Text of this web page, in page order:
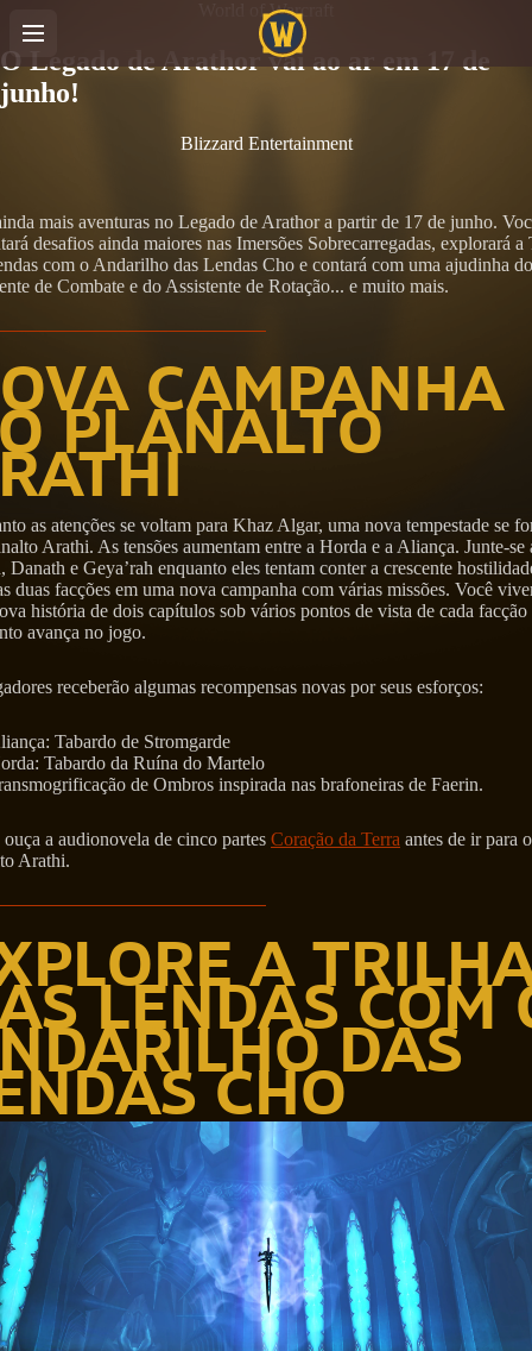
World of Warcraft
O Legado de Arathor vai ao ar em 17 de
junho!
Blizzard Entertainment
mais aventuras no Legado de Arathor a partir de 17 de junho.
desafios ainda maiores nas Imersões Sobrecarregadas, explorará a
com o Andarilho das Lendas Cho e contará com uma ajudinha do
de Combate e do Assistente de Rotação... e muito mais.
CAMPANHA
PLANALTO
as atenções se voltam para Khaz Algar, uma nova tempestade se
Arathi. As tensões aumentam entre a Horda e a Aliança. Junte-se
Danath e Geya’rah enquanto eles tentam conter a crescente
duas facções em uma nova campanha com várias missões. Você
história de dois capítulos sob vários pontos de vista de cada facção
avança no jogo.
receberão algumas recompensas novas por seus esforços:
Tabardo de Stromgarde
Tabardo da Ruína do Martelo
de Ombros inspirada nas brafoneiras de Faerin.
a audionovela de cinco partes Coração da Terra antes de ir para o
Arathi.
A
LENDAS COM
DAS
CHO